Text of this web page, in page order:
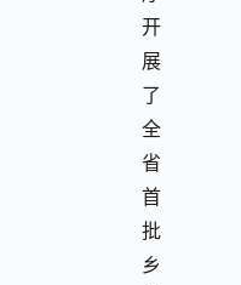
开
展
了
全
省
首
批
乡